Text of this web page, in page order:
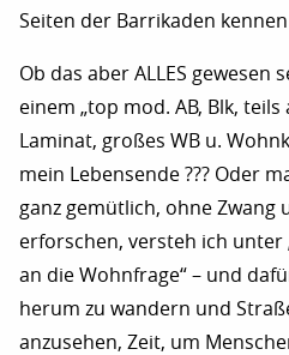
Seiten der Barrikaden
Ob das aber ALLES gewesen
einem „top mod. AB, Blk, teils
Laminat, großes WB u.
mein Lebensende ??? Oder
ganz gemütlich, ohne Zwang
erforschen, versteh ich unter
an die Wohnfrage“ – und
herum zu wandern und
anzusehen, Zeit, um